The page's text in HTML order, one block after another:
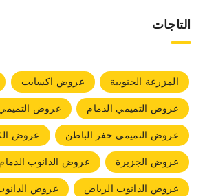
التاجات
المزرعة الجنوبية عروض اكسايت
عروض التميمي الدمام
عروض
عروض التميمي حفر الباطن
عروض
عروض الجزيرة
عروض الدانوب الدمام
عروض الدانوب الرياض
عروض